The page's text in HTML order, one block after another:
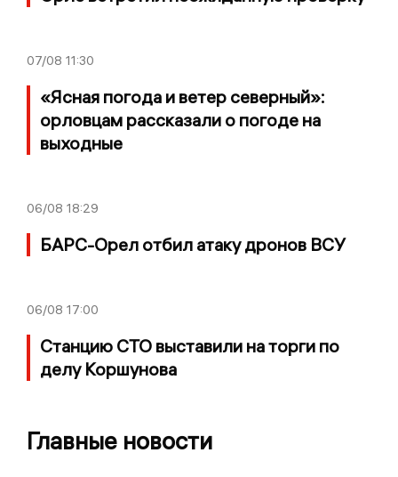
07/08 11:30
«Ясная погода и ветер северный»:
орловцам рассказали о погоде на
выходные
06/08 18:29
БАРС-Орел отбил атаку дронов ВСУ
06/08 17:00
Станцию СТО выставили на торги по
делу Коршунова
Главные новости